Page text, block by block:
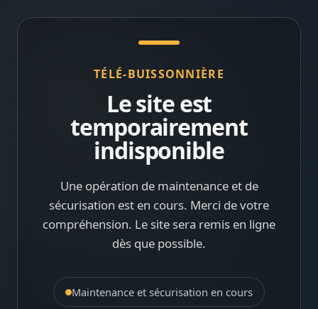
TÉLÉ-BUISSONNIÈRE
Le site est
temporairement
indisponible
Une opération de maintenance et de
sécurisation est en cours. Merci de votre
compréhension. Le site sera remis en ligne
dès que possible.
Maintenance et sécurisation en cours